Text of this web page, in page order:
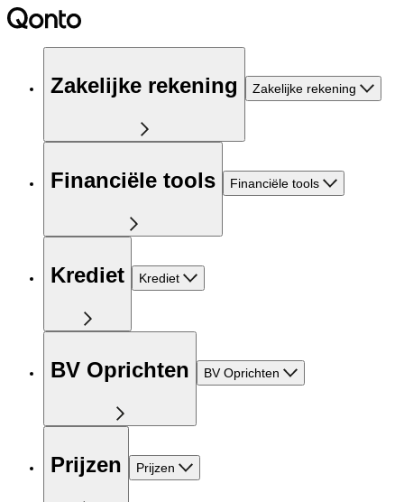
Zakelijke rekening Zakelijke rekening
Financiële tools Financiële tools
Krediet Krediet
BV Oprichten BV Oprichten
Prijzen Prijzen